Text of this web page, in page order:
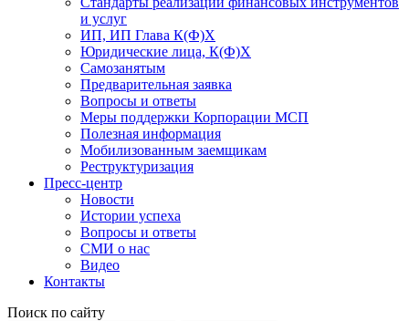
и услуг
ИП, ИП Глава К(Ф)Х
Юридические лица, К(Ф)Х
Самозанятым
Предварительная заявка
Вопросы и ответы
Меры поддержки Корпорации МСП
Полезная информация
Мобилизованным заемщикам
Реструктуризация
Пресс-центр
Новости
Истории успеха
Вопросы и ответы
СМИ о нас
Видео
Контакты
Поиск по сайту